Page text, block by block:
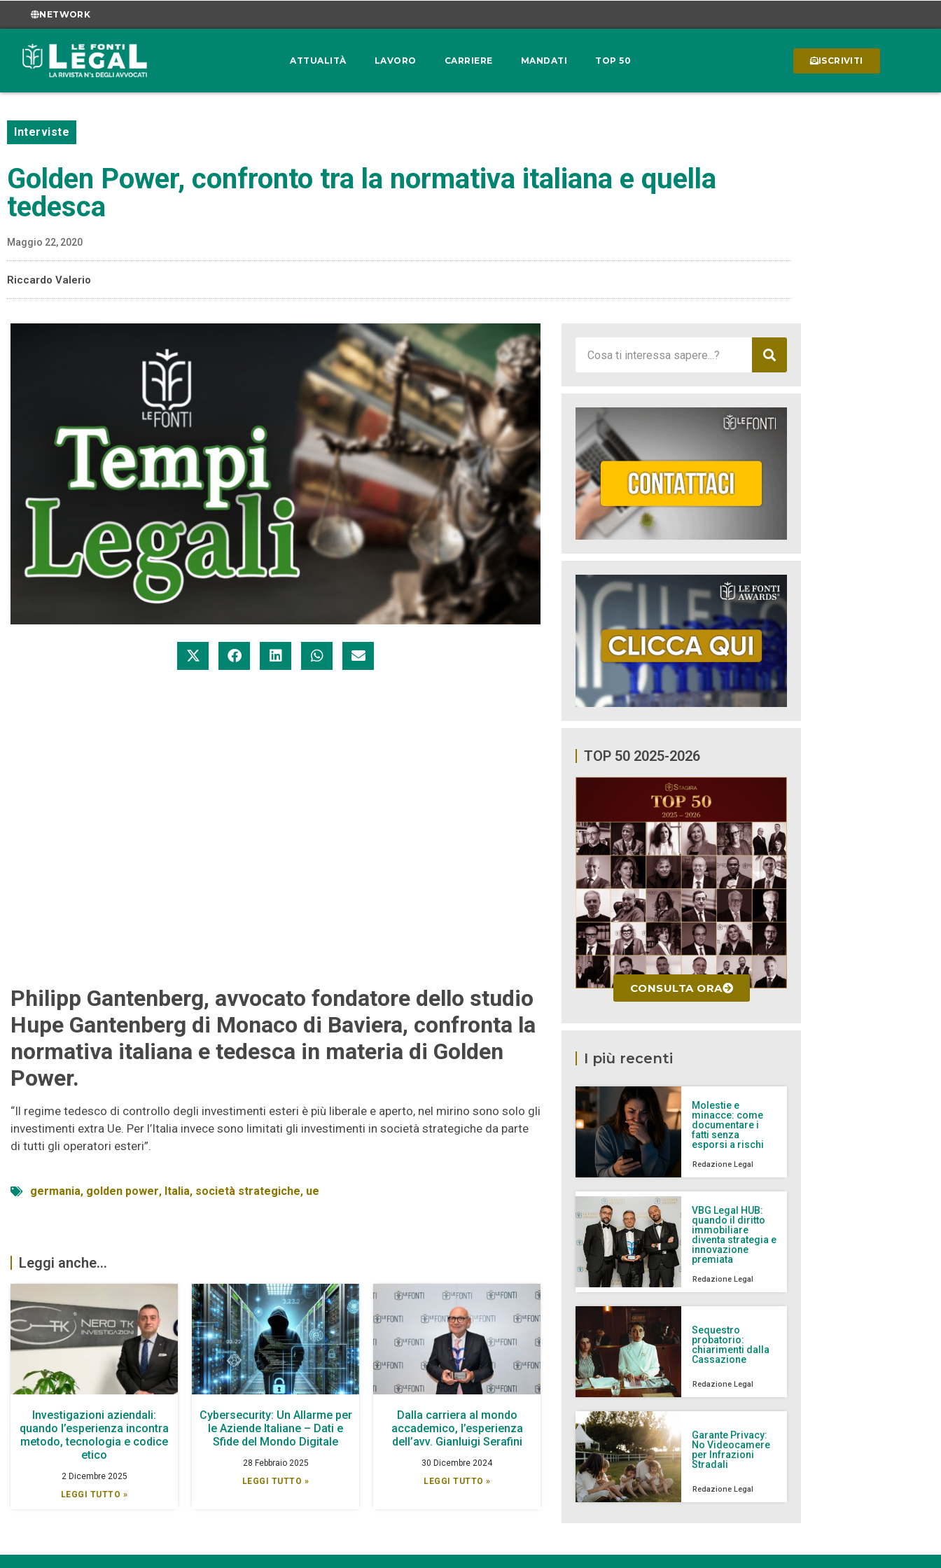
NETWORK
ATTUALITÀ LAVORO CARRIERE MANDATI TOP 50 ISCRIVITI
Interviste
Golden Power, confronto tra la normativa italiana e quella
tedesca
Maggio 22, 2020
Riccardo Valerio
Philipp Gantenberg, avvocato fondatore dello studio
Hupe Gantenberg di Monaco di Baviera, confronta la
normativa italiana e tedesca in materia di Golden
Power.
“Il regime tedesco di controllo degli investimenti esteri è più liberale e aperto, nel mirino sono solo gli
investimenti extra Ue. Per l’Italia invece sono limitati gli investimenti in società strategiche da parte
di tutti gli operatori esteri”.
germania, golden power, Italia, società strategiche, ue
Leggi anche...
Investigazioni aziendali:
quando l’esperienza incontra
metodo, tecnologia e codice
etico
2 Dicembre 2025
LEGGI TUTTO »
Cybersecurity: Un Allarme per
le Aziende Italiane – Dati e
Sfide del Mondo Digitale
28 Febbraio 2025
LEGGI TUTTO »
Dalla carriera al mondo
accademico, l’esperienza
dell’avv. Gianluigi Serafini
30 Dicembre 2024
LEGGI TUTTO »
TOP 50 2025-2026
CONSULTA ORA
I più recenti
Molestie e
minacce: come
documentare i
fatti senza
esporsi a rischi
Redazione Legal
VBG Legal HUB:
quando il diritto
immobiliare
diventa strategia e
innovazione
premiata
Redazione Legal
Sequestro
probatorio:
chiarimenti dalla
Cassazione
Redazione Legal
Garante Privacy:
No Videocamere
per Infrazioni
Stradali
Redazione Legal